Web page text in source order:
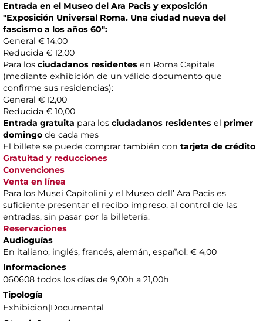
Entrada en el Museo del Ara Pacis y exposición
"Exposición Universal Roma. Una ciudad nueva del
fascismo a los años 60":
General € 14,00
Reducida € 12,00
Para los ciudadanos residentes en Roma Capitale
(mediante exhibición de un válido documento que
confirme sus residencias):
General € 12,00
Reducida € 10,00
Entrada gratuita para los ciudadanos residentes el primer
domingo de cada mes
El billete se puede comprar también con tarjeta de crédito
Gratuitad y reducciones
Convenciones
Venta en línea
Para los Musei Capitolini y el Museo dell’ Ara Pacis es
suficiente presentar el recibo impreso, al control de las
entradas, sín pasar por la billetería.
Reservaciones
Audioguías
En italiano, inglés, francés, alemán, español: € 4,00
Informaciones
060608 todos los días de 9,00h a 21,00h
Tipología
Exhibicion|Documental